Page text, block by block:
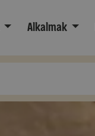
Alkalmak